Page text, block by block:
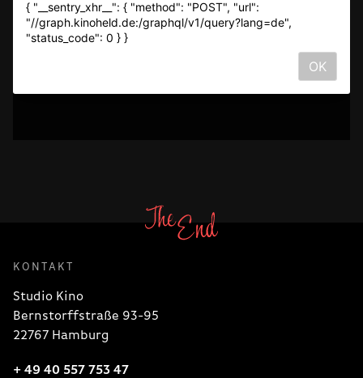
KONTAKT
Studio Kino
Bernstorffstraße 93-95
22767 Hamburg
+ 49 40 557 753 47